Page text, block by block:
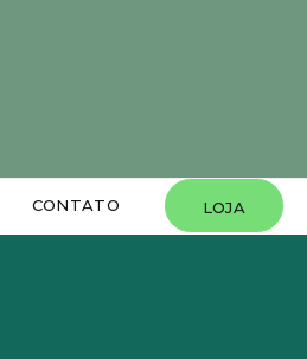
CONTATO LOJA